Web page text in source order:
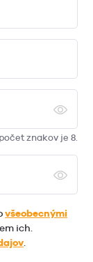
znakov je 8.
všeobecnými
ich.